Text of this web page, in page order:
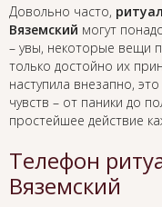
Довольно часто,
Вяземский могут
– увы, некоторые вещи
только достойно их
наступила внезапно,
чувств – от паники до
простейшее действие
Телефон
Вяземский